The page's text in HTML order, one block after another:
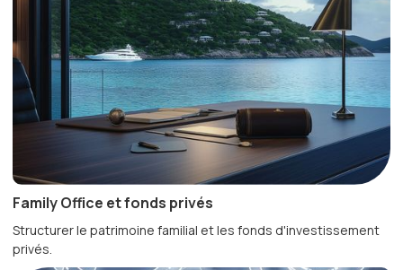
Family Office et fonds privés
Structurer le patrimoine familial et les fonds d'investissement
privés.